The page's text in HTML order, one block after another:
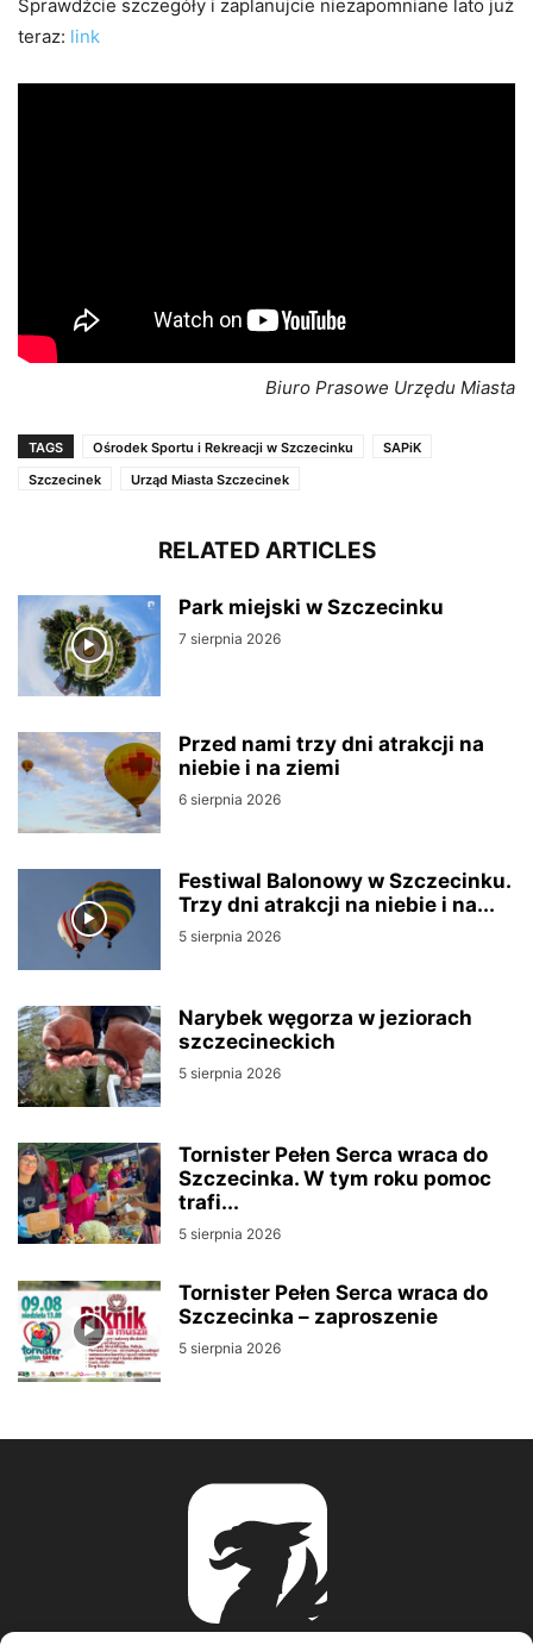
Sprawdźcie szczegóły i zaplanujcie niezapomniane lato już
teraz: link
Biuro Prasowe Urzędu Miasta
TAGS Ośrodek Sportu i Rekreacji w Szczecinku
SAPiK
Szczecinek
Urząd Miasta Szczecinek
RELATED ARTICLES
Park miejski w Szczecinku
7 sierpnia 2026
Przed nami trzy dni atrakcji na
niebie i na ziemi
6 sierpnia 2026
Festiwal Balonowy w Szczecinku.
Trzy dni atrakcji na niebie i na...
5 sierpnia 2026
Narybek węgorza w jeziorach
szczecineckich
5 sierpnia 2026
Tornister Pełen Serca wraca do
Szczecinka. W tym roku pomoc
trafi...
5 sierpnia 2026
Tornister Pełen Serca wraca do
Szczecinka – zaproszenie
5 sierpnia 2026